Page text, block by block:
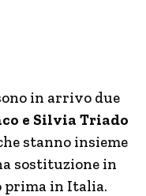
in arrivo due
e Silvia Triado
stanno insieme
sostituzione in
prima in Italia.